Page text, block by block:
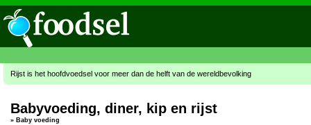
Rijst is het hoofdvoedsel voor meer dan de helft van de wereldbevolking
Babyvoeding, diner, kip en rijst
» Baby voeding